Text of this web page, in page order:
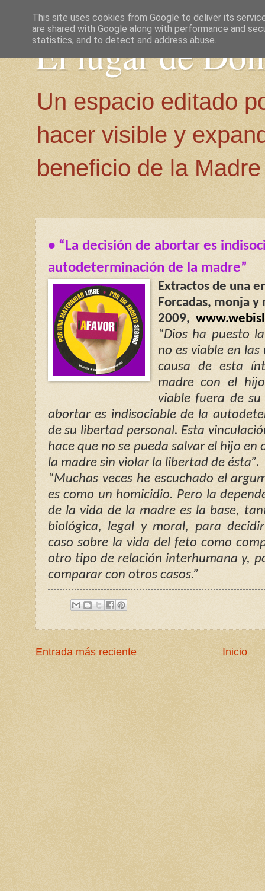
El lugar de
Un espacio editado
hacer visible y
beneficio de la
• “La decisión de abortar es
autodeterminación de la madre”
Extractos de una
Forcadas, monja y
2009,
“Dios ha puesto
no es viable en
causa de esta
madre con el
viable fuera de
abortar es indisociable de la
de su libertad personal. Esta
hace que no se pueda salvar el hijo
la madre sin violar la libertad de ésta”.
“Muchas veces he escuchado el
es como un homicidio. Pero la
de la vida de la madre es la base,
biológica, legal y moral, para
caso sobre la vida del feto como
otro tipo de relación interhumana y,
comparar con otros casos.”
Entrada más reciente Inicio
This site uses cookies from Google to deliver its
are shared with Google along with performance and
statistics, and to detect and address abuse.